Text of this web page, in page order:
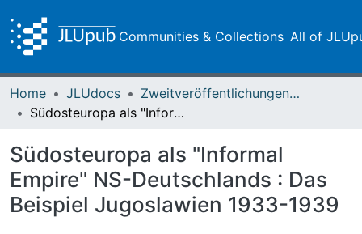
Communities & Collections All of
Home JLUdocs
Zweitveröffentlichungen (grüner Weg)
Südosteuropa als "Informal Empire" NS-Deutschlands : Das Beispiel Jugoslawien 1933-1939
Südosteuropa als "Informal
Empire" NS-Deutschlands : Das
Beispiel Jugoslawien 1933-1939